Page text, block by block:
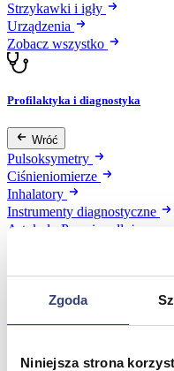
Zgoda
Niniejsza strona
Strzykawki i igły
Urządzenia
Zobacz wszystko
Profilaktyka i diagnostyka
Wróć
Pulsoksymetry
Ciśnieniomierze
Inhalatory
Instrumenty diagnostyczne
Artykuły Przeciwodleżynowe